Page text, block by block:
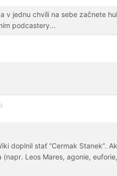
v jednu chvíli na sebe začnete
podcastery...
doplnil stať “Cermak Stanek”.
Leos Mares, agonie,